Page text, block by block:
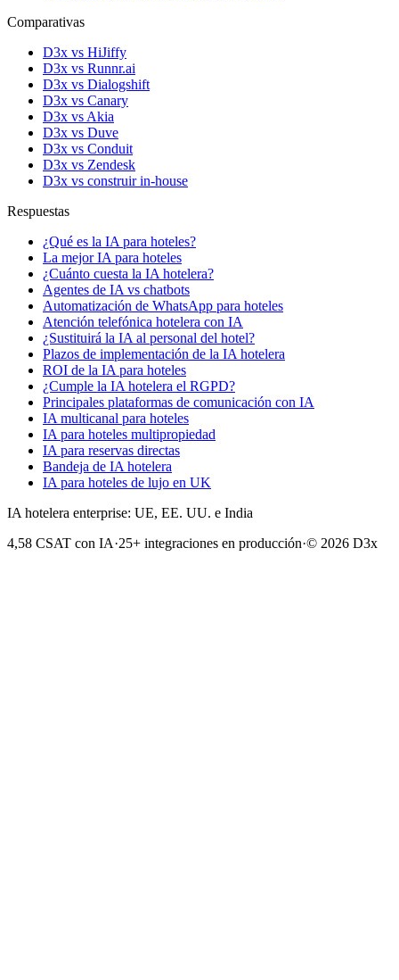
Comparativas
D3x vs HiJiffy
D3x vs Runnr.ai
D3x vs Dialogshift
D3x vs Canary
D3x vs Akia
D3x vs Duve
D3x vs Conduit
D3x vs Zendesk
D3x vs construir in-house
Respuestas
¿Qué es la IA para hoteles?
La mejor IA para hoteles
¿Cuánto cuesta la IA hotelera?
Agentes de IA vs chatbots
Automatización de WhatsApp para hoteles
Atención telefónica hotelera con IA
¿Sustituirá la IA al personal del hotel?
Plazos de implementación de la IA hotelera
ROI de la IA para hoteles
¿Cumple la IA hotelera el RGPD?
Principales plataformas de comunicación con IA
IA multicanal para hoteles
IA para hoteles multipropiedad
IA para reservas directas
Bandeja de IA hotelera
IA para hoteles de lujo en UK
IA hotelera enterprise: UE, EE. UU. e India
4,58 CSAT con IA·25+ integraciones en producción·© 2026 D3x